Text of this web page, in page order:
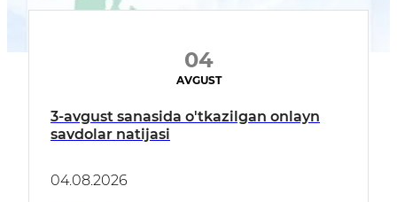
04
AVGUST
3-avgust sanasida o'tkazilgan onlayn
savdolar natijasi
04.08.2026